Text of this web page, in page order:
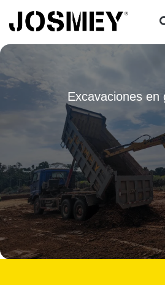
Excavaciones en
Reserva la maquina que necesitas para
Transformamos terrenos con precision y
superior!
SOLICITA